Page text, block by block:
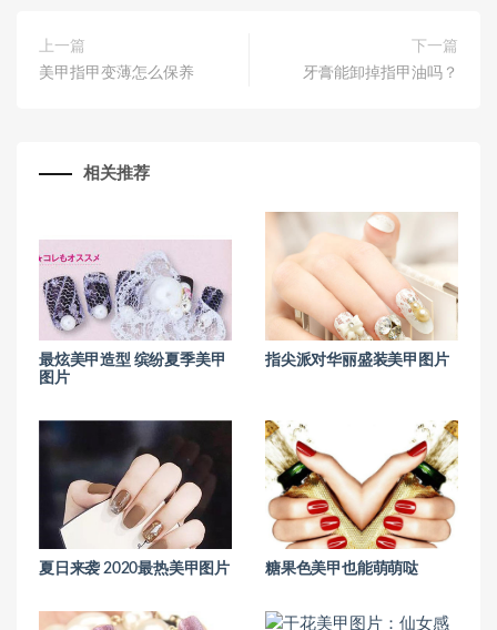
上一篇
美甲指甲变薄怎么保养
下一篇
牙膏能卸掉指甲油吗？
相关推荐
最炫美甲造型 缤纷夏季美甲
图片
指尖派对华丽盛装美甲图片
夏日来袭 2020最热美甲图片 糖果色美甲也能萌萌哒